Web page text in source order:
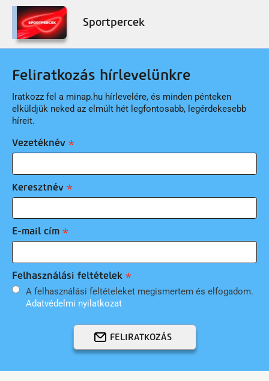
Sportpercek
Feliratkozás hírlevelünkre
Iratkozz fel a minap.hu hírlevelére, és minden pénteken
elküldjük neked az elmúlt hét legfontosabb, legérdekesebb
híreit.
Vezetéknév
Keresztnév
E-mail cím
Felhasználási feltételek
A felhasználási feltételeket megismertem és elfogadom.
Adatvédelmi nyilatkozat
FELIRATKOZÁS